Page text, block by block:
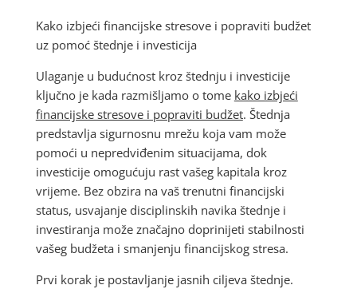
Kako izbjeći financijske stresove i popraviti budžet
uz pomoć štednje i investicija
Ulaganje u budućnost kroz štednju i investicije
ključno je kada razmišljamo o tome kako izbjeći
financijske stresove i popraviti budžet. Štednja
predstavlja sigurnosnu mrežu koja vam može
pomoći u nepredviđenim situacijama, dok
investicije omogućuju rast vašeg kapitala kroz
vrijeme. Bez obzira na vaš trenutni financijski
status, usvajanje disciplinskih navika štednje i
investiranja može značajno doprinijeti stabilnosti
vašeg budžeta i smanjenju financijskog stresa.
Prvi korak je postavljanje jasnih ciljeva štednje.